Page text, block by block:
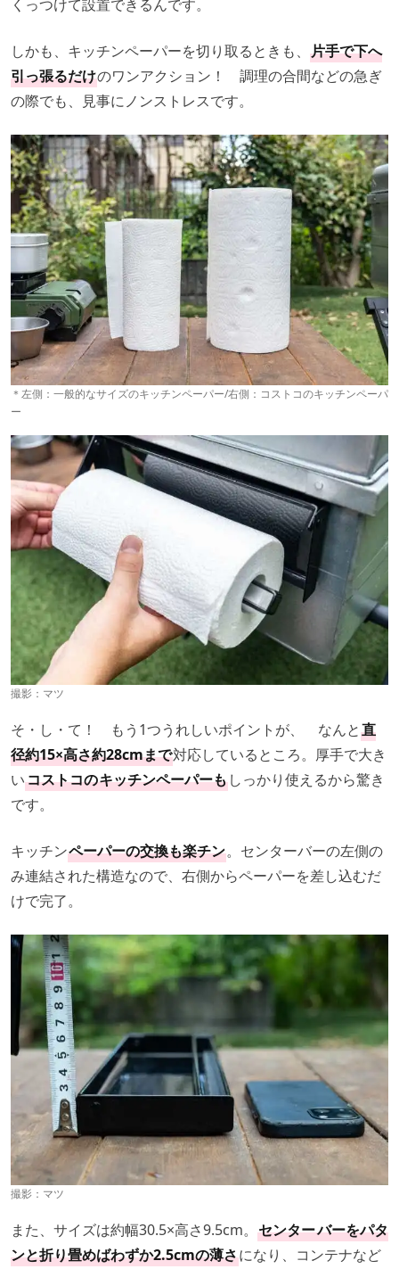
くっつけて設置できるんです。
しかも、キッチンペーパーを切り取るときも、 片手で下へ
引っ張るだけのワンアクション！ 調理の合間などの急ぎ
の際でも、見事にノンストレスです。
＊左側：一般的なサイズのキッチンペーパー/右側：コストコのキッチンペーパ
ー
撮影：マツ
そ・し・て！ もう1つうれしいポイントが、 なんと直
径約15×高さ約28cmまで対応しているところ。厚手で大き
いコストコのキッチンペーパーもしっかり使えるから驚き
です。
キッチンペーパーの交換も楽チン。センターバーの左側の
み連結された構造なので、右側からペーパーを差し込むだ
けで完了。
撮影：マツ
また、サイズは約幅30.5×高さ9.5cm。 センターバーをパタ
ンと折り畳めばわずか2.5cmの薄さになり、コンテナなど